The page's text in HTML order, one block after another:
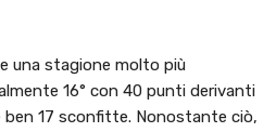
una stagione molto più
16° con 40 punti derivanti
ben 17 sconfitte. Nonostante ciò,